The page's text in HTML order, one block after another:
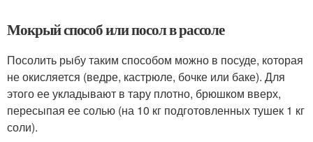
Мокрый способ или посол в рассоле
Посолить рыбу таким способом можно в посуде, которая
не окисляется (ведре, кастрюле, бочке или баке). Для
этого ее укладывают в тару плотно, брюшком вверх,
пересыпая ее солью (на 10 кг подготовленных тушек 1 кг
соли).